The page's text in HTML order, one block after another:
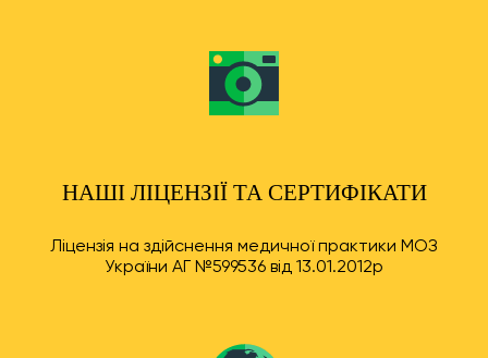
НАШІ ЛІЦЕНЗІЇ ТА СЕРТИФІКАТИ
Ліцензія на здійснення медичної практики МОЗ
України АГ №599536 від 13.01.2012р